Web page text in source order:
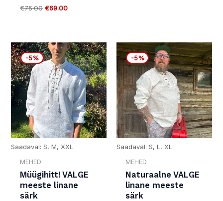
€75.00 €69.00
-5%
Saadaval: S, M, XXL
-5%
MEHED
Müügihitt! VALGE
meeste linane
särk
-5%
Saadaval: S, L, XL
-5%
MEHED
Naturaalne VALGE
linane meeste
särk
Algne
hind
oli:
€79.00.
Current
price
is:
€75.00.